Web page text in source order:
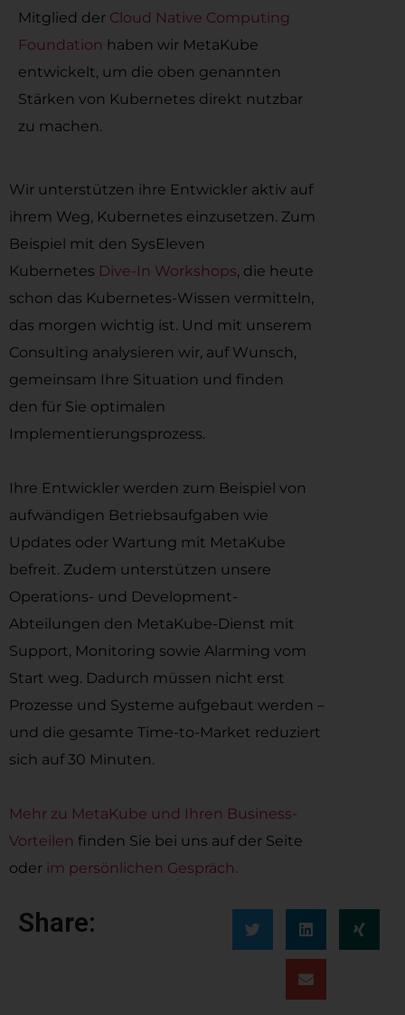
Mitglied der Cloud Native Computing
Foundation haben wir MetaKube
entwickelt, um die oben genannten
Stärken von Kubernetes direkt nutzbar
zu machen.
Wir unterstützen ihre Entwickler aktiv auf
ihrem Weg, Kubernetes einzusetzen. Zum
Beispiel mit den SysEleven
Kubernetes Dive-In Workshops, die heute
schon das Kubernetes-Wissen vermitteln,
das morgen wichtig ist. Und mit unserem
Consulting analysieren wir, auf Wunsch,
gemeinsam Ihre Situation und finden
den für Sie optimalen
Implementierungsprozess.
Ihre Entwickler werden zum Beispiel von
aufwändigen Betriebsaufgaben wie
Updates oder Wartung mit MetaKube
befreit. Zudem unterstützen unsere
Operations- und Development-
Abteilungen den MetaKube-Dienst mit
Support, Monitoring sowie Alarming vom
Start weg. Dadurch müssen nicht erst
Prozesse und Systeme aufgebaut werden –
und die gesamte Time-to-Market reduziert
sich auf 30 Minuten.
Mehr zu MetaKube und Ihren Business-
Vorteilen finden Sie bei uns auf der Seite
oder im persönlichen Gespräch.
Share: